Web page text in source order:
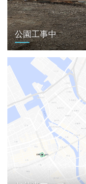
公園工事中